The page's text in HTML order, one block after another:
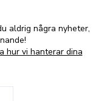
aldrig några nyheter,
hur vi hanterar dina